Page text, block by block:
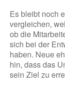
Es bleibt noch
vergleichen,
ob die
sich bei der
haben. Neue
hin, dass das
sein Ziel zu